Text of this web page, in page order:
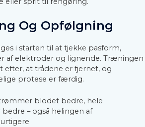
Og Opfølgning
i starten til at tjekke pasform,
af elektroder og lignende. Træningen
efter, at trådene er fjernet, og
protese er færdig.
blodet bedre, hele
– også helingen af